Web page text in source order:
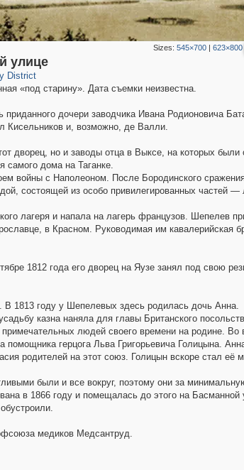
Sizes:545×700 |623×800
улице
District
«под старину». Дата съемки неизвестна.
приданного дочери заводчика Ивана Родионовича
Кисельников и, возможно, де Валли.
дворец, но и заводы отца в Выксе, на которых
самого дома на Таганке.
войны с Наполеоном. После Бородинского
состоящей из особо привилегированных частей —
лагеря и напала на лагерь французов. Шепелев
в Красном. Руководимая им кавалерийская
1812 года его дворец на Яузе занял под свою
В 1813 году у Шепелевых здесь родилась дочь Анна.
казна наняла для главы Британского
людей своего времени на родине. Во
помощника герцога Льва Григорьевича Голицына.
родителей на этот союз. Голицын вскоре стал её
были и все вокруг, поэтому они за
в 1866 году и помещалась до этого на
медиков Медсантруд.